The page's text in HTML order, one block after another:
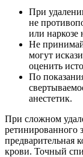
При
не
или наркозе
Не
могут
оценить
По
анестетик.
При сложном
ретинированного
предварительная
крови. Точный